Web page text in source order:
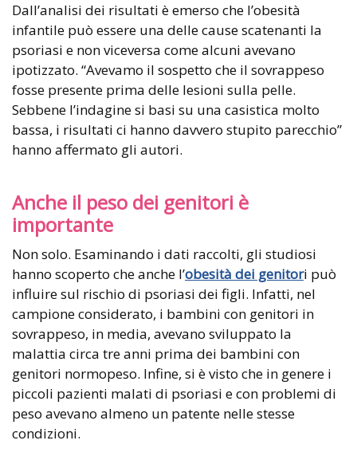
Dall’analisi dei risultati è emerso che l’obesità
infantile può essere una delle cause scatenanti la
psoriasi e non viceversa come alcuni avevano
ipotizzato. “Avevamo il sospetto che il sovrappeso
fosse presente prima delle lesioni sulla pelle.
Sebbene l’indagine si basi su una casistica molto
bassa, i risultati ci hanno davvero stupito parecchio”
hanno affermato gli autori.
Anche il peso dei genitori è
importante
Non solo. Esaminando i dati raccolti, gli studiosi
hanno scoperto che anche l’obesità dei genitori può
influire sul rischio di psoriasi dei figli. Infatti, nel
campione considerato, i bambini con genitori in
sovrappeso, in media, avevano sviluppato la
malattia circa tre anni prima dei bambini con
genitori normopeso. Infine, si è visto che in genere i
piccoli pazienti malati di psoriasi e con problemi di
peso avevano almeno un patente nelle stesse
condizioni.